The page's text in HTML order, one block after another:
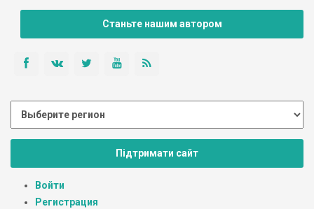
Станьте нашим автором
Підтримати сайт
Войти
Регистрация